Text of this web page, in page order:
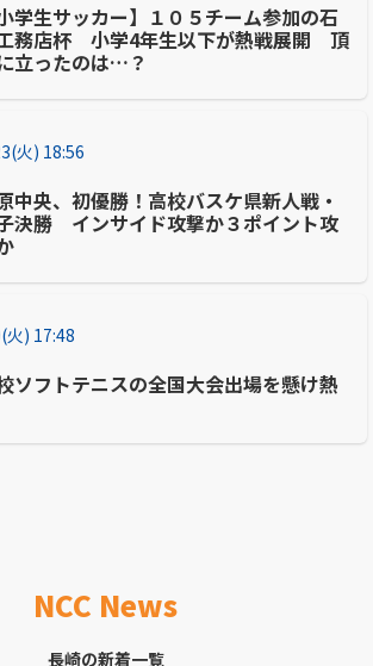
小学生サッカー】１０５チーム参加の石
務店杯 小学4年生以下が熱戦展開 頂
立ったのは…？
火) 18:56
中央、初優勝！高校バスケ県新人戦・
決勝 インサイド攻撃か３ポイント攻
火) 17:48
ソフトテニスの全国大会出場を懸け熱
NCC News
長崎の新着一覧